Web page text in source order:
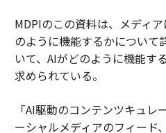
MDPIのこの資料は、メディ
のように機能するかについて
いて、AIがどのように機能す
求められている。
「AI駆動のコンテンツキュ
ーシャルメディアのフィード